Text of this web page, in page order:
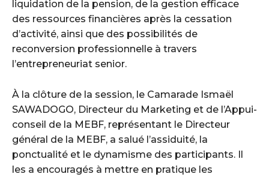
liquidation de la pension, de la gestion efficace
des ressources financières après la cessation
d’activité, ainsi que des possibilités de
reconversion professionnelle à travers
l’entrepreneuriat senior.
À la clôture de la session, le Camarade Ismaël
SAWADOGO, Directeur du Marketing et de l’Appui-
conseil de la MEBF, représentant le Directeur
général de la MEBF, a salué l’assiduité, la
ponctualité et le dynamisme des participants. Il
les a encouragés à mettre en pratique les